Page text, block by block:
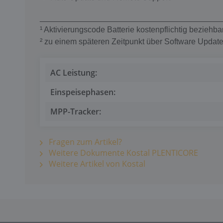
¹ Aktivierungscode Batterie kostenpflichtig
² zu einem späteren Zeitpunkt über Software
AC Leistung:
Einspeisephasen:
MPP-Tracker:
Fragen zum Artikel?
Weitere Dokumente Kostal PLENTICORE
Weitere Artikel von Kostal